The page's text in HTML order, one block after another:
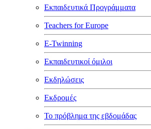
Εκπαιδευτικά Προγράμματα
Teachers for Europe
E-Twinning
Εκπαιδευτικοί όμιλοι
Εκδηλώσεις
Εκδρομές
Το πρόβλημα της εβδομάδας